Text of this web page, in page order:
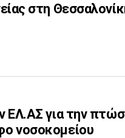
στη
ΕΛ.ΑΣ για την
νοσοκομείου